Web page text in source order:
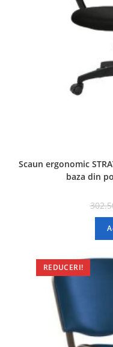
Scaun ergonomic
baza din
REDUCERI!